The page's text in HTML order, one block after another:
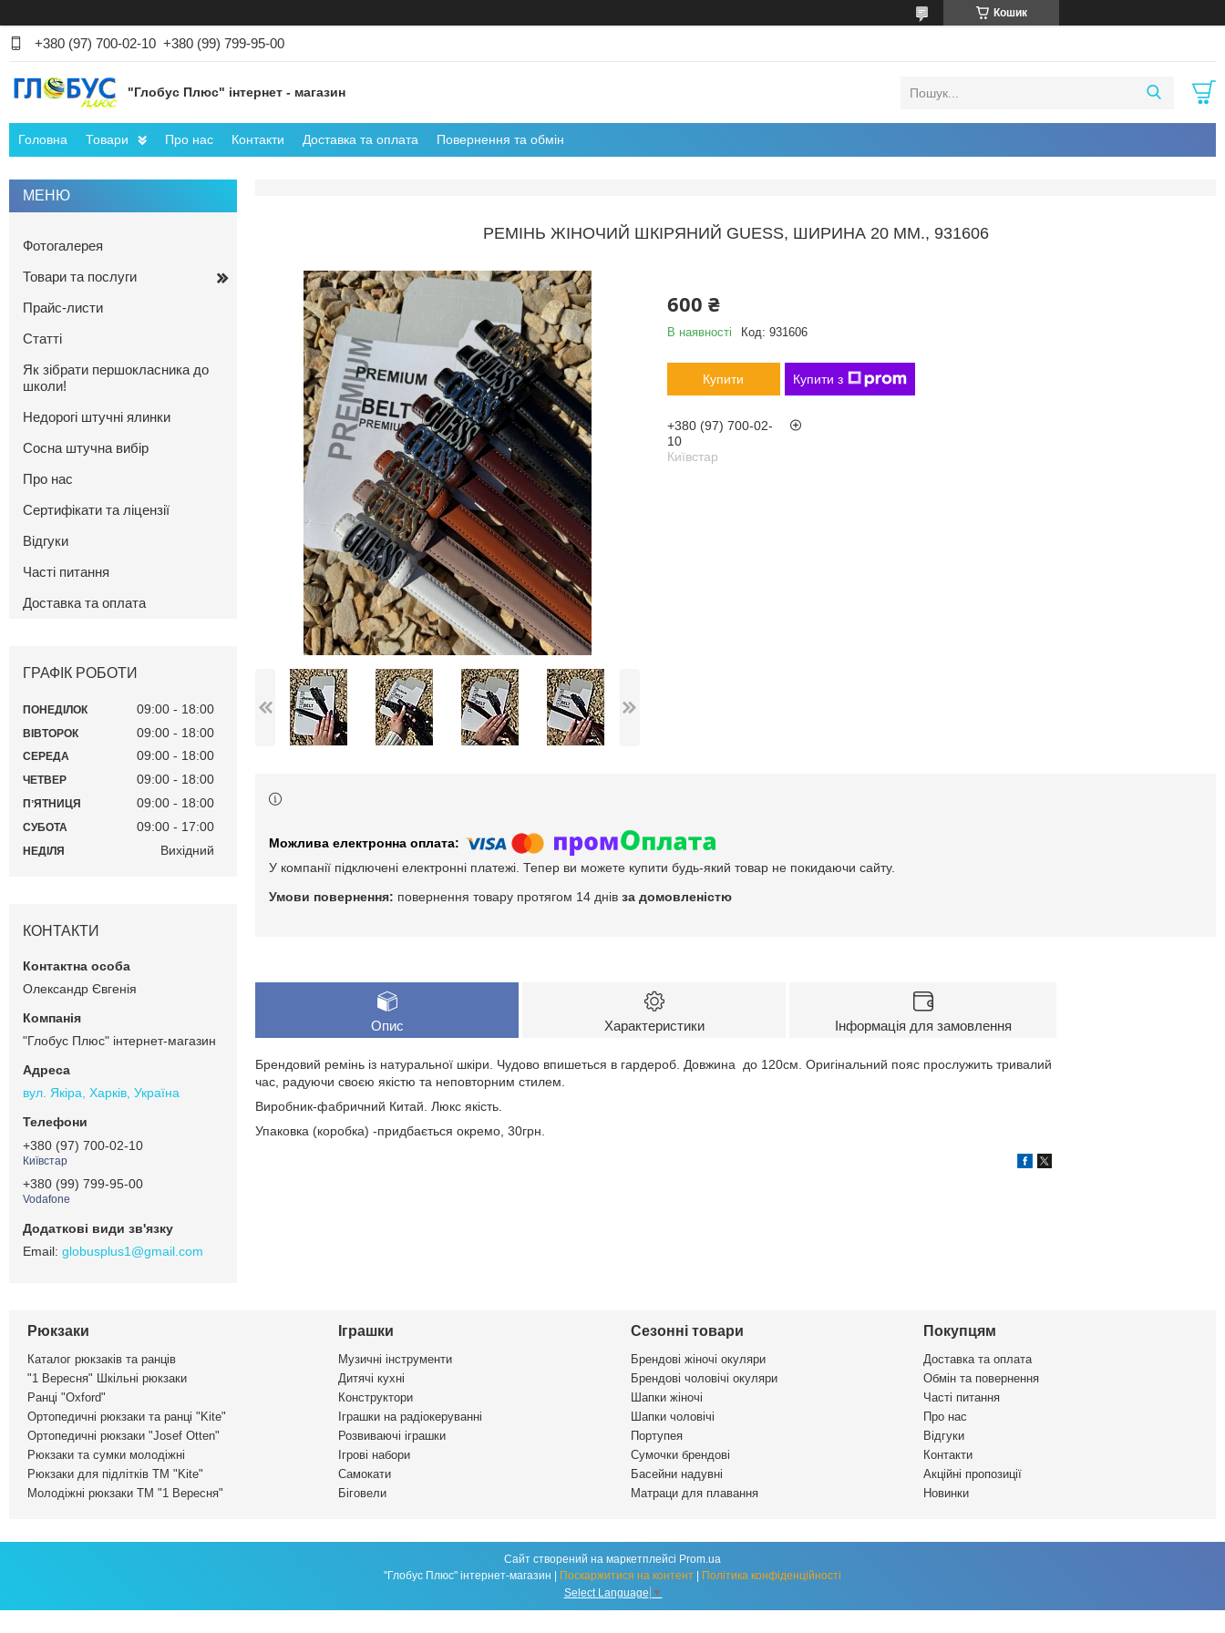
Кошик
+380 (97) 700-02-10 +380 (99) 799-95-00
"Глобус Плюс" інтернет - магазин
Головна Товари Про нас Контакти Доставка та оплата Повернення та обмін
РЕМІНЬ ЖІНОЧИЙ ШКІРЯНИЙ GUESS, ШИРИНА 20 ММ., 931606
600 ₴
В наявності Код: 931606
Купити Купити з
+380 (97) 700-02-
10
Київстар
У компанії підключені електронні платежі. Тепер ви можете купити будь-який товар не покидаючи сайту.
повернення товару протягом 14 днів за домовленістю
Опис Характеристики Інформація для замовлення
Брендовий ремінь із натуральної шкіри. Чудово впишеться в гардероб. Довжина до 120см. Оригінальний пояс прослужить тривалий
час, радуючи своєю якістю та неповторним стилем.
Виробник-фабричний Китай. Люкс якість.
Упаковка (коробка) -придбається окремо, 30грн.
Фотогалерея
Товари та послуги
Прайс-листи
Статті
Як зібрати першокласника до
школи!
Недорогі штучні ялинки
Сосна штучна вибір
Про нас
Сертифікати та ліцензії
Відгуки
Часті питання
Доставка та оплата
ГРАФІК РОБОТИ
ПОНЕДІЛОК 09:00 18:00
ВІВТОРОК 09:00 18:00
СЕРЕДА 09:00 18:00
ЧЕТВЕР 09:00 18:00
ПʼЯТНИЦЯ 09:00 18:00
СУБОТА 09:00 17:00
НЕДІЛЯ Вихідний
КОНТАКТИ
Олександр Євгенія
"Глобус Плюс" інтернет-магазин
вул. Якіра, Харків, Україна
+380 (97) 700-02-10
Київстар
+380 (99) 799-95-00
Vodafone
globusplus1@gmail.com
Рюкзаки
Каталог рюкзаків та ранців
"1 Вересня" Шкільні рюкзаки
Ранці "Oxford"
Ортопедичні рюкзаки та ранці "Kite"
Ортопедичні рюкзаки "Josef Otten"
Рюкзаки та сумки молодіжні
Рюкзаки для підлітків ТМ "Kite"
Молодіжні рюкзаки ТМ "1 Вересня"
Іграшки
Музичні інструменти
Дитячі кухні
Конструктори
Іграшки на радіокеруванні
Розвиваючі іграшки
Ігрові набори
Самокати
Біговели
Сезонні товари
Брендові жіночі окуляри
Брендові чоловічі окуляри
Шапки жіночі
Шапки чоловічі
Портупея
Сумочки брендові
Басейни надувні
Матраци для плавання
Покупцям
Доставка та оплата
Обмін та повернення
Часті питання
Про нас
Відгуки
Контакти
Акційні пропозиції
Новинки
Сайт створений на маркетплейсі Prom.ua
Поскаржитися на контент
Політика конфіденційності
Select Language ▼